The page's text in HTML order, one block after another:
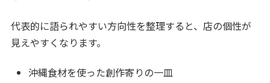
代表的に語られやすい方向性を整理すると、店の個性が
見えやすくなります。
沖縄食材を使った創作寄りの一皿